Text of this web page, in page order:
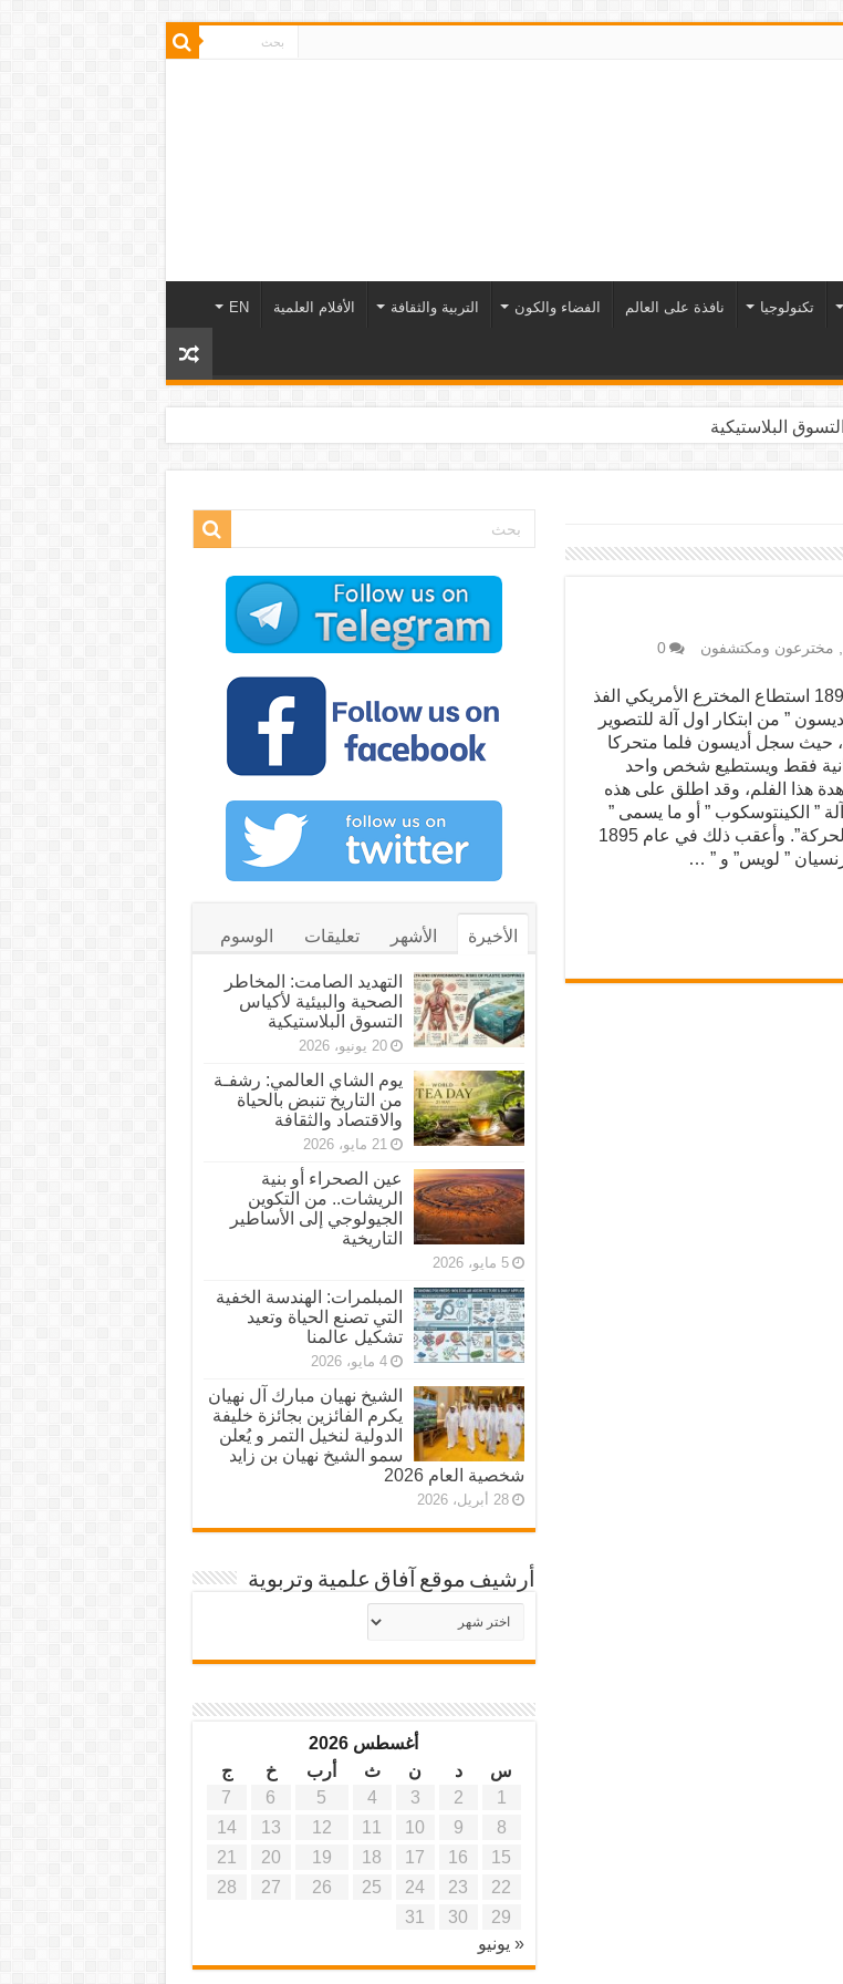
تكنولوجيا نافذة على العالم الفضاء والكون التربية والثقافة الأفلام العلمية EN
البلاستيكية
, مخترعون ومكتشفون
0
في عام 1891 استطاع المخترع الأمريكي الفذ
” من ابتكار اول آلة للتصوير
حيث سجل أديسون فلما متحركا
15 ثانية فقط ويستطيع شخص واحد
هذا الفلم، وقد اطلق على هذه
آلة ” الكينتوسكوب ” أو ما يسمى ”
مكشاف الحركة”. وأعقب ذلك في عام 1895
” لويس” و ” …
الأخيرة الأشهر تعليقات الوسوم
التهديد الصامت: المخاطر
الصحية والبيئية لأكياس
التسوق البلاستيكية
20 يونيو، 2026
يوم الشاي العالمي: رشفـة
من التاريخ تنبض بالحياة
والاقتصاد والثقافة
21 مايو، 2026
عين الصحراء أو بنية
الريشات.. من التكوين
الجيولوجي إلى الأساطير
التاريخية
5 مايو، 2026
المبلمرات: الهندسة الخفية
التي تصنع الحياة وتعيد
تشكيل عالمنا
4 مايو، 2026
الشيخ نهيان مبارك آل نهيان
يكرم الفائزين بجائزة خليفة
الدولية لنخيل التمر و يُعلن
سمو الشيخ نهيان بن زايد
شخصية العام 2026
28 أبريل، 2026
أرشيف موقع آفاق علمية وتربوية
أرشيف
موقع
أغسطس 2026
س
د ن ث أرب خ
ج
1
2
3
4
5
6
7
8
9
10
11
12
13
14
15
16
17
18
19
20
21
22
23
24
25
26
27
28
29
30
31
« يونيو